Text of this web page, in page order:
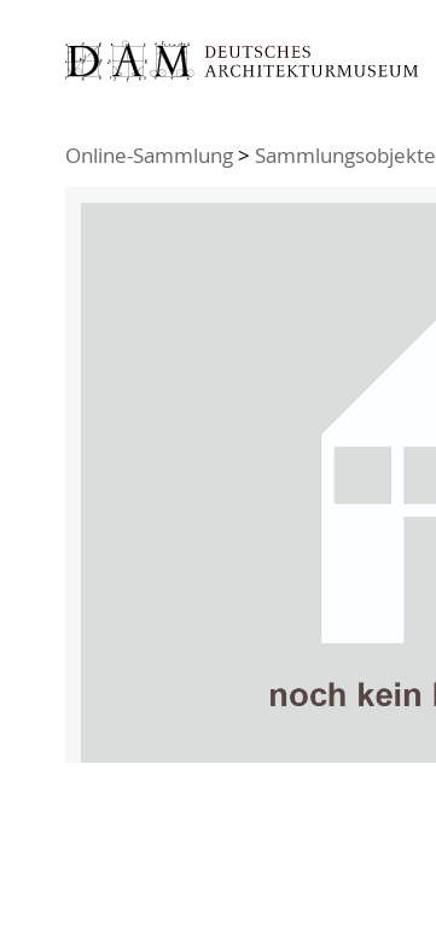
Sie sind hier:
Online-Sammlung> Sammlungsobjekte